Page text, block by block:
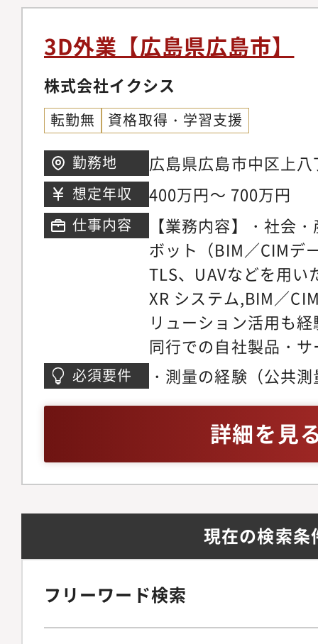
掛けて参ります。
データ収集と解析：
もとに、コンピュー
詳細な解析を行いま
データを基にCADソ
土地の図面や建物の
安全管理：作業現場
故や怪我を防ぐため
【同社の取り組みに
創業以来、社会資本
タント業（測量・調
域社会の自然条件・
ら、美しい自然環境
の生活環境をよりよ
応しながら社会に貢
年では、日本各地で
や大地震等多くの災
整備」へとニーズの
おいても「技術パー
果たせるよう、これ
績・技術に加え最先
入し、一層の顧客満
掛けて参ります。
3D外業【広島県広島市】
株式会社イクシス
転勤無 資格取得・学習支援
勤務地 広島県広島市中区上
想定年収 400万円～ 700万円
仕事内容
【業務内容】・社会
ボット（BIM／CIMデ
TLS、UAVなどを用い
XR システム,BIM／
リューション活用も
同行での自社製品・
IoT機器の現場設置や
省人化・人為的エラ
には自動化を目指し
ファクトソリューシ
の共同開発等が多い
だけでなく未開拓領
んでいるため、新し
ルアップできる機会
修について】入社後
を予定しています。
輩社員の指導のもと
必須要件 ・測量の経験（公共
詳細を見
現在の検索条
フリーワード検索